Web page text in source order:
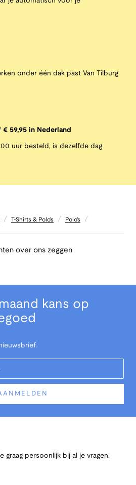
onder één dak past Van Tilburg
59,95 in Nederland
uur besteld, is dezelfde dag
/ T-Shirts & Polo's / Polo's /
over ons zeggen
kans op
graag persoonlijk bij al je vragen.